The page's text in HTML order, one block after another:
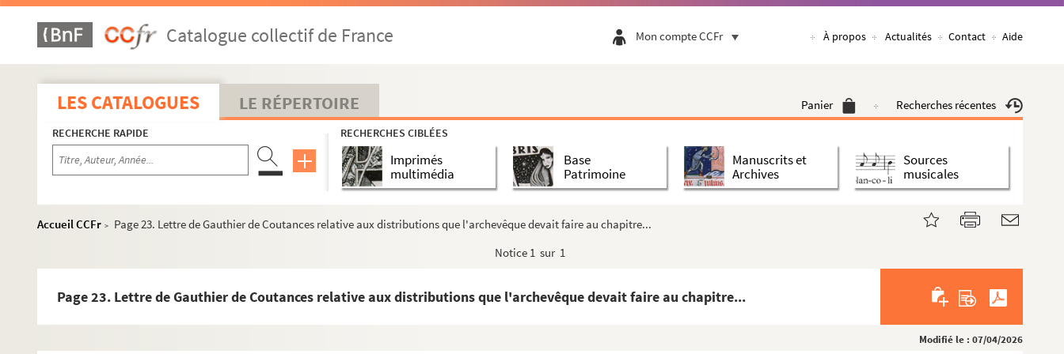
Catalogue collectif de France Mon compte CCFr À propos Actualités Contact Aide
LES CATALOGUES LE RÉPERTOIRE Panier Recherches récentes
RECHERCHE RAPIDE RECHERCHES CIBLÉES
Imprimés
multimédia
Base
Patrimoine
Manuscrits et
Archives
Sources
musicales
Accueil CCFr >
Page 23. Lettre de Gauthier de Coutances relative aux distributions que l'archevêque devait faire au chapitre...
Notice 1 sur 1
Page 23. Lettre de Gauthier de Coutances relative aux distributions que l'archevêque devait faire au chapitre...
Modifié le : 07/04/2026
Page 5. Formule du serment de l'official de Rouen
Page 5. Note relative à la distribution de vin à laquelle était tenu l'archevêque après avoir distribué les ...
Page 5. Serment de Jean VII, évêque d'Avranches
Page 5. Serment de Jacques Le Tessier, chanoine, procureur de Jean Hennuyer, évêque de Lisieux
Page 5. Serment de Guillaume Pericart, évêque d'Evreux
Page 6. Serment de Richard IV, évêque d'Avranches (1253, jeudi avant la Purification)
Page 6. Note relative à la mise « in vase argenteo deaurato ad similitudinem episcopi sumptuose fabricato » ...
Page 8. « Nota de libero arbitrio eundi ad fontem beate Marie per fossata sine contradictione facienda »